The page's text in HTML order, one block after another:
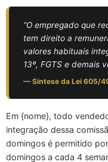
“O empregado que
tem direito a
valores habituais
13º, FGTS e demais
— Síntese da Lei 605/
Em {nome}, todo
integração dessa
domingos é permitido
domingos a cada 4